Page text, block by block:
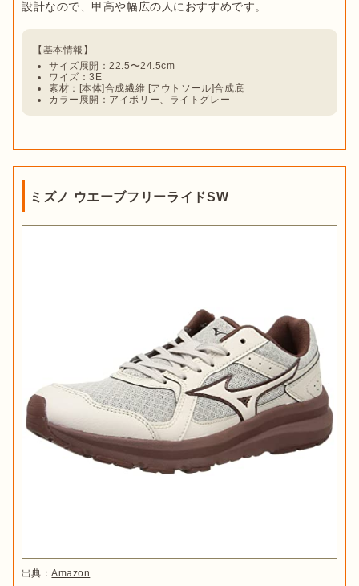
サイズ展開：22.5〜24.5cm
ワイズ：3E
素材：[本体]合成繊維 [アウトソール]合成底
カラー展開：アイボリー、ライトグレー
ミズノ ウエーブフリーライドSW
出典：Amazon